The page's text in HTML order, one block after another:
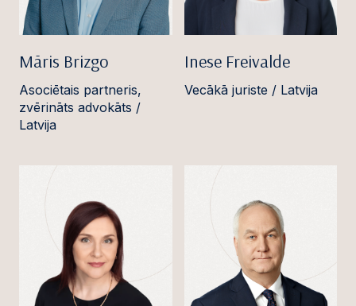
Māris Brizgo
Asociētais partneris,
zvērināts advokāts /
Latvija
Inese Freivalde
Vecākā juriste / Latvija